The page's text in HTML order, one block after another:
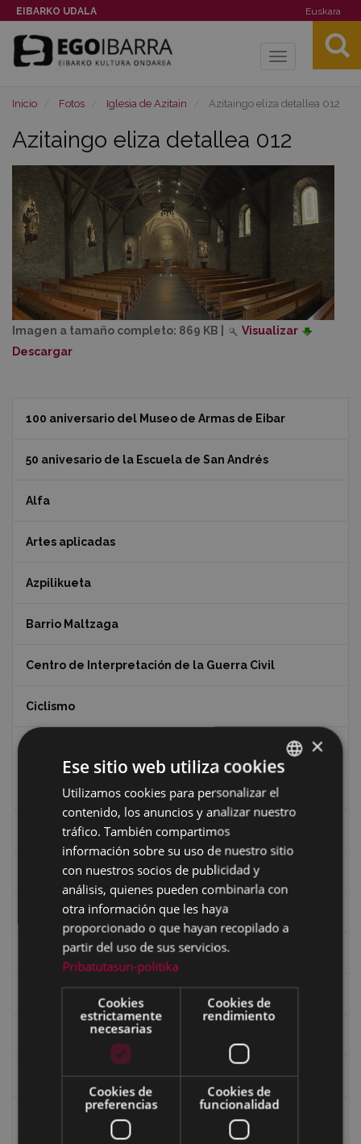
EIBARKO UDALA Euskara
Toggle
Inicio Fotos Iglesia de Azitain Azitaingo eliza detallea 012
Azitaingo eliza detallea 012
Imagen a tamaño completo: 869 KB
Visualizar
Descargar
100 aniversario del Museo de Armas de Eibar
50 anivesario de la Escuela de San Andrés
Alfa
Artes aplicadas
Azpilikueta
Barrio Maltzaga
Centro de Interpretación de la Guerra Civil
Ciclismo
Dibujos de Julen Zabaleta
Eibar desde el aire
Eibartarren ahotan
Ermitas
Fondo Bolumburu
Historia
Iglesia de Azitain
BASQUE
SPANISH
×
Ese sitio web utiliza cookies
Utilizamos cookies para personalizar el
contenido, los anuncios y analizar nuestro
tráfico. También compartimos
información sobre su uso de nuestro sitio
con nuestros socios de publicidad y
análisis, quienes pueden combinarla con
otra información que les haya
proporcionado o que hayan recopilado a
partir del uso de sus servicios.
Pribatutasun-politika
Cookies
estrictamente
necesarias
Cookies de
rendimiento
Cookies de
preferencias
Cookies de
funcionalidad